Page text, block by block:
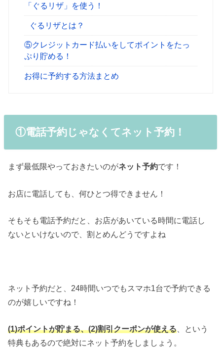
「ぐるリザ」を使う！
ぐるリザとは？
⑤クレジットカード払いをしてポイントをたっ
ぷり貯める！
お得に予約する方法まとめ
①電話予約じゃなくてネット予約！
まず最低限やっておきたいのがネット予約です！
お店に電話しても、何ひとつ得できません！
そもそも電話予約だと、お店があいている時間に電話し
ないといけないので、割とめんどうですよね
ネット予約だと、24時間いつでもスマホ1台で予約できる
のが嬉しいですね！
(1)ポイントが貯まる、(2)割引クーポンが使える 、という
特典もあるので絶対にネット予約をしましょう。